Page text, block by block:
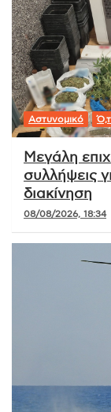
Αστυνομικό
Μεγάλη
συλλήψεις
διακίνηση
08/08/2026, 18:34